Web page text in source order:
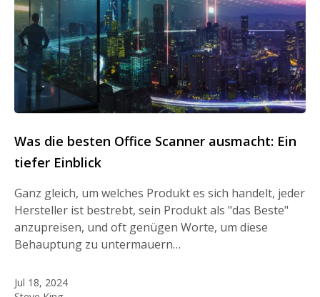
Was die besten Office Scanner ausmacht: Ein
tiefer Einblick
Ganz gleich, um welches Produkt es sich handelt, jeder
Hersteller ist bestrebt, sein Produkt als "das Beste"
anzupreisen, und oft genügen Worte, um diese
Behauptung zu untermauern…
Jul 18, 2024